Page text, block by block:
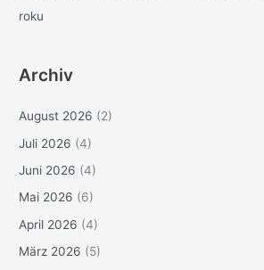
roku
Archiv
August 2026 (2)
Juli 2026 (4)
Juni 2026 (4)
Mai 2026 (6)
April 2026 (4)
März 2026 (5)